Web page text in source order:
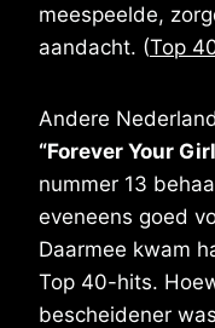
meespeelde,
aandacht. (Top
Andere
“Forever Your
nummer 13
eveneens goed
Daarmee kwam
Top 40-hits.
bescheidener